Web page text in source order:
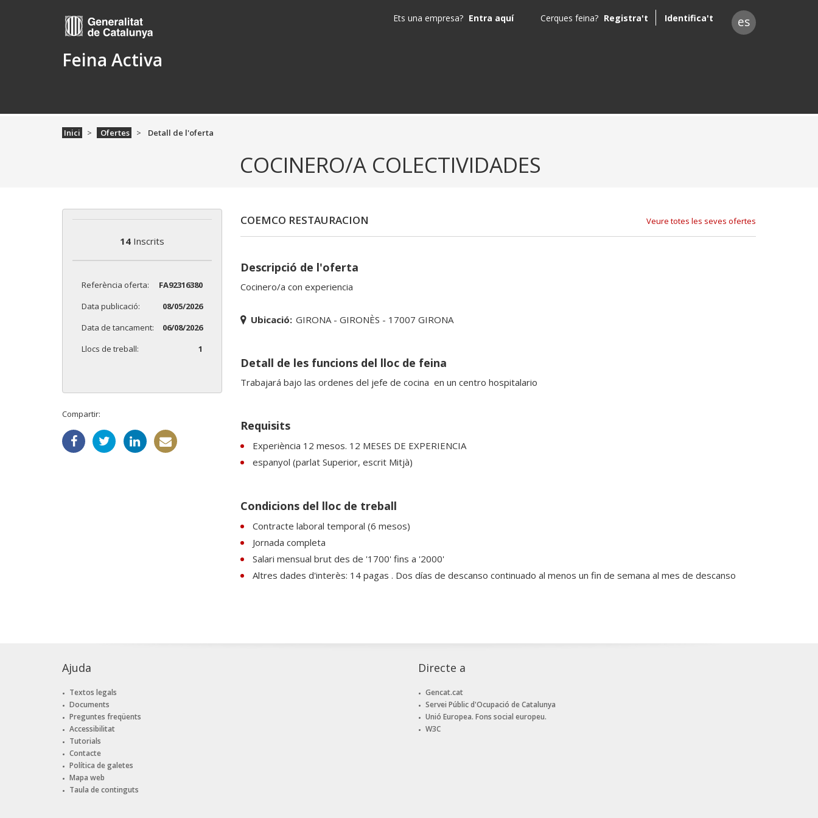
Feina Activa
Ets una empresa? Entra aquí Cerques feina? Registra't Identifica't es
Inici Ofertes Detall de l'oferta
COCINERO/A COLECTIVIDADES
14Inscrits
Referència oferta:
FA92316380
Data publicació:
08/05/2026
Data de tancament:
06/08/2026
Llocs de treball:
1
Compartir:
COEMCO RESTAURACION Veure totes les seves ofertes
Descripció de l'oferta
Cocinero/a con experiencia
Ubicació: GIRONA - GIRONÈS - 17007 GIRONA
Detall de les funcions del lloc de feina
Trabajará bajo las ordenes del jefe de cocina  en un centro hospitalario
Requisits
Experiència 12 mesos. 12 MESES DE EXPERIENCIA
espanyol (parlat Superior, escrit Mitjà)
Condicions del lloc de treball
Contracte laboral temporal (6 mesos)
Jornada completa
Salari mensual brut des de '1700' fins a '2000'
Altres dades d'interès: 14 pagas . Dos días de descanso continuado al menos un fin de semana al mes de descanso
Ajuda
Textos legals
Documents
Preguntes freqüents
Accessibilitat
Tutorials
Contacte
Política de galetes
Mapa web
Taula de continguts
Directe a
Gencat.cat
Servei Públic d'Ocupació de Catalunya
Unió Europea. Fons social europeu.
W3C